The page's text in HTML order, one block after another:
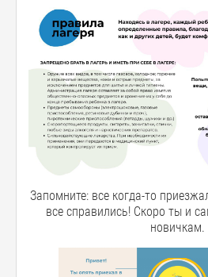
Запомните: все когда-то
все справились! Скоро ты и
новичкам.